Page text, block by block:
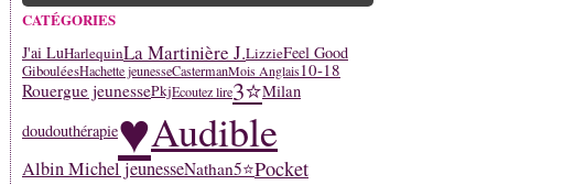
CATÉGORIES
J'ai LuHarlequinLa Martinière J.LizzieFeel Good
GibouléesHachette jeunesseCastermanMois Anglais10-18
Rouergue jeunessePkjEcoutez lire3⭐Milan
doudouthérapie♥Audible
Albin Michel jeunesseNathan5⭐Pocket